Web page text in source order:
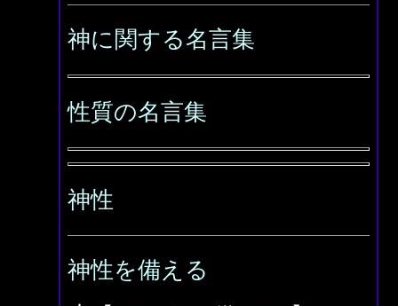
神に関する名言集
性質の名言集
神性
神性を備える